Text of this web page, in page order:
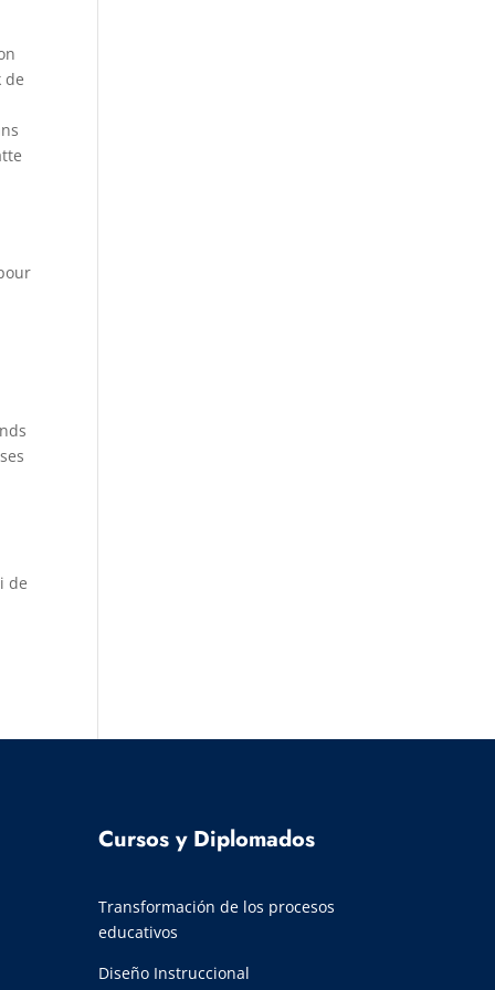
de
de
Cursos y Diplomados
Transformación de los procesos
educativos
Diseño Instruccional